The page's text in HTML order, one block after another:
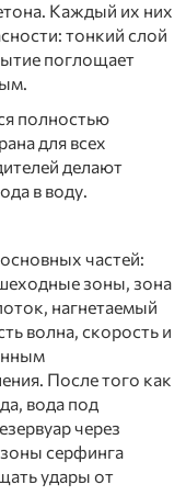
Каждый их них
тонкий слой
поглощает
полностью
для всех
делают
в воду.
частей:
зоны, зона
нагнетаемый
волна, скорость и
После того как
вода под
через
серфинга
удары от